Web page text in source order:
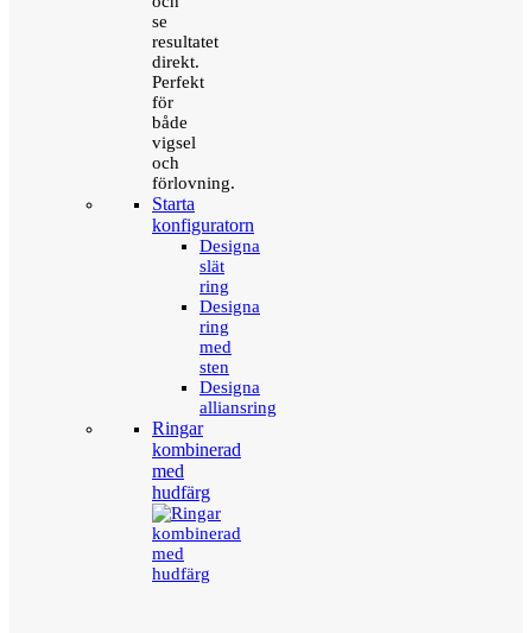
se
resultatet
direkt.
Perfekt
för
både
vigsel
och
förlovning.
Starta
konfiguratorn
Designa
slät
ring
Designa
ring
med
sten
Designa
alliansring
Ringar
kombinerad
med
hudfärg